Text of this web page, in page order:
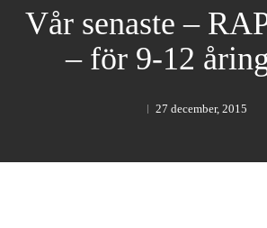
Vår senaste –
– för 9-12
27 december, 2015